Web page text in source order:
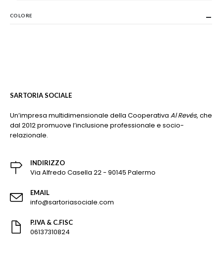
COLORE
SARTORIA SOCIALE
Un’impresa multidimensionale della Cooperativa Al Revés, che
dal 2012 promuove l’inclusione professionale e socio-
relazionale.
INDIRIZZO
Via Alfredo Casella 22 - 90145 Palermo
EMAIL
info@sartoriasociale.com
P.IVA & C.FISC
06137310824